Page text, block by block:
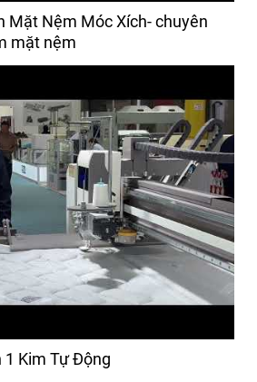
Mặt Nệm Móc Xích- chuyên
mặt nệm
1 Kim Tự Động